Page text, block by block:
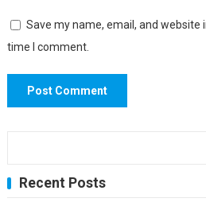
Save my name, email, and
time I comment.
Recent Posts